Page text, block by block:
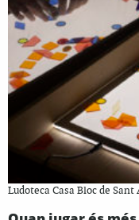
Ludoteca Casa Bloc de